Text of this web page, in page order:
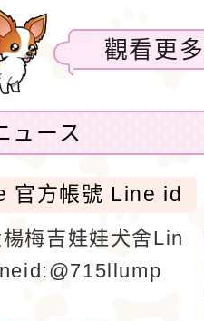
觀看更多
ュース
官方帳號 Line id
梅吉娃娃犬舍Lin